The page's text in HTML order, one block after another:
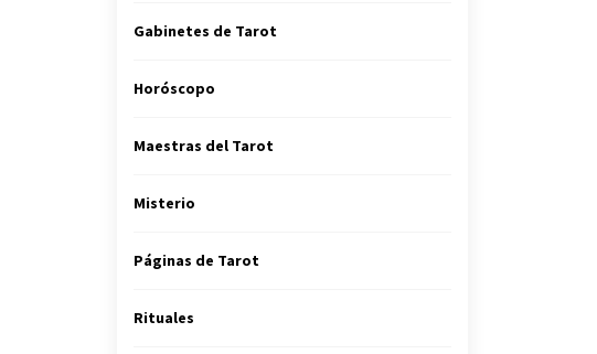
Gabinetes de Tarot
Horóscopo
Maestras del Tarot
Misterio
Páginas de Tarot
Rituales